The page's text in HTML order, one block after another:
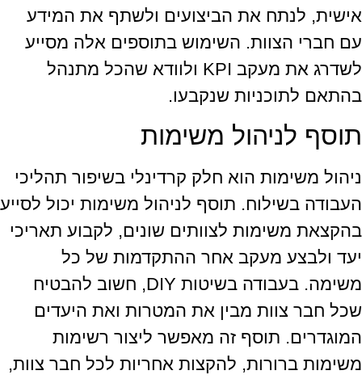
אישית, לנתח את הביצועים ולשתף את המידע
עם חברי הצוות. השימוש בתוספים אלה מסייע
לשדרג את מעקב KPI ולוודא שהכל מתנהל
בהתאם לתוכניות שנקבעו.
תוסף לניהול משימות
ניהול משימות הוא חלק קרדינלי בשיפור תהליכי
העבודה בשילוח. תוסף לניהול משימות יכול לסייע
בהקצאת משימות לצוותים שונים, לקבוע תאריכי
יעד ולבצע מעקב אחר ההתקדמות של כל
משימה. בעבודה בשיטות DIY, חשוב להבטיח
שכל חבר צוות מבין את המטרות ואת היעדים
המוגדרים. תוסף זה מאפשר ליצור רשימות
משימות ברורות, להקצות אחריות לכל חבר צוות,